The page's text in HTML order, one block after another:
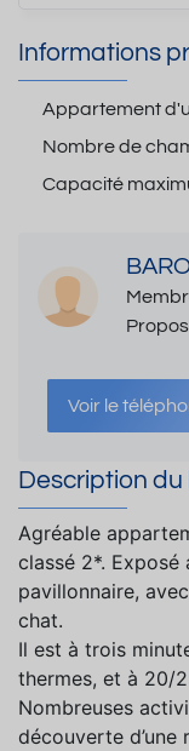
Informations
Appartement
Nombre de
Capacité
Voir le
Description
Agréable
classé 2*. Exposé
pavillonnaire,
chat.
Il est à trois
thermes, et à 20/
Nombreuses
découverte